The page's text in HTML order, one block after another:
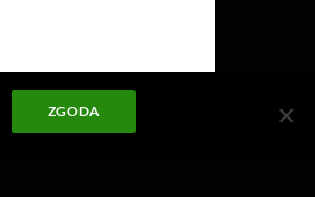
ZGODA